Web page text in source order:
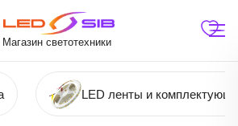
Магазин светотехники
LED ленты и